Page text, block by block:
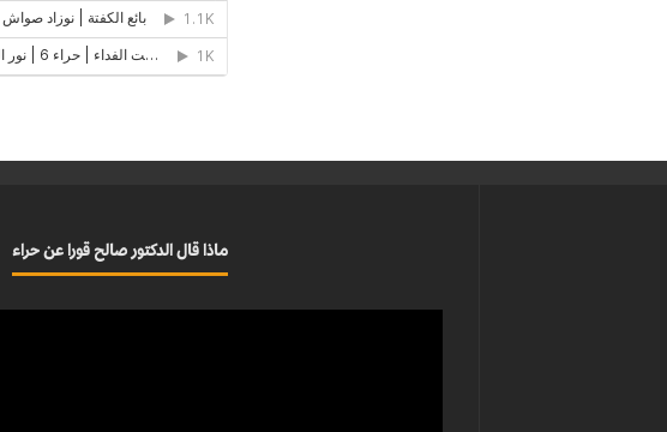
ماذا قال الدكتور صالح قورا عن حراء